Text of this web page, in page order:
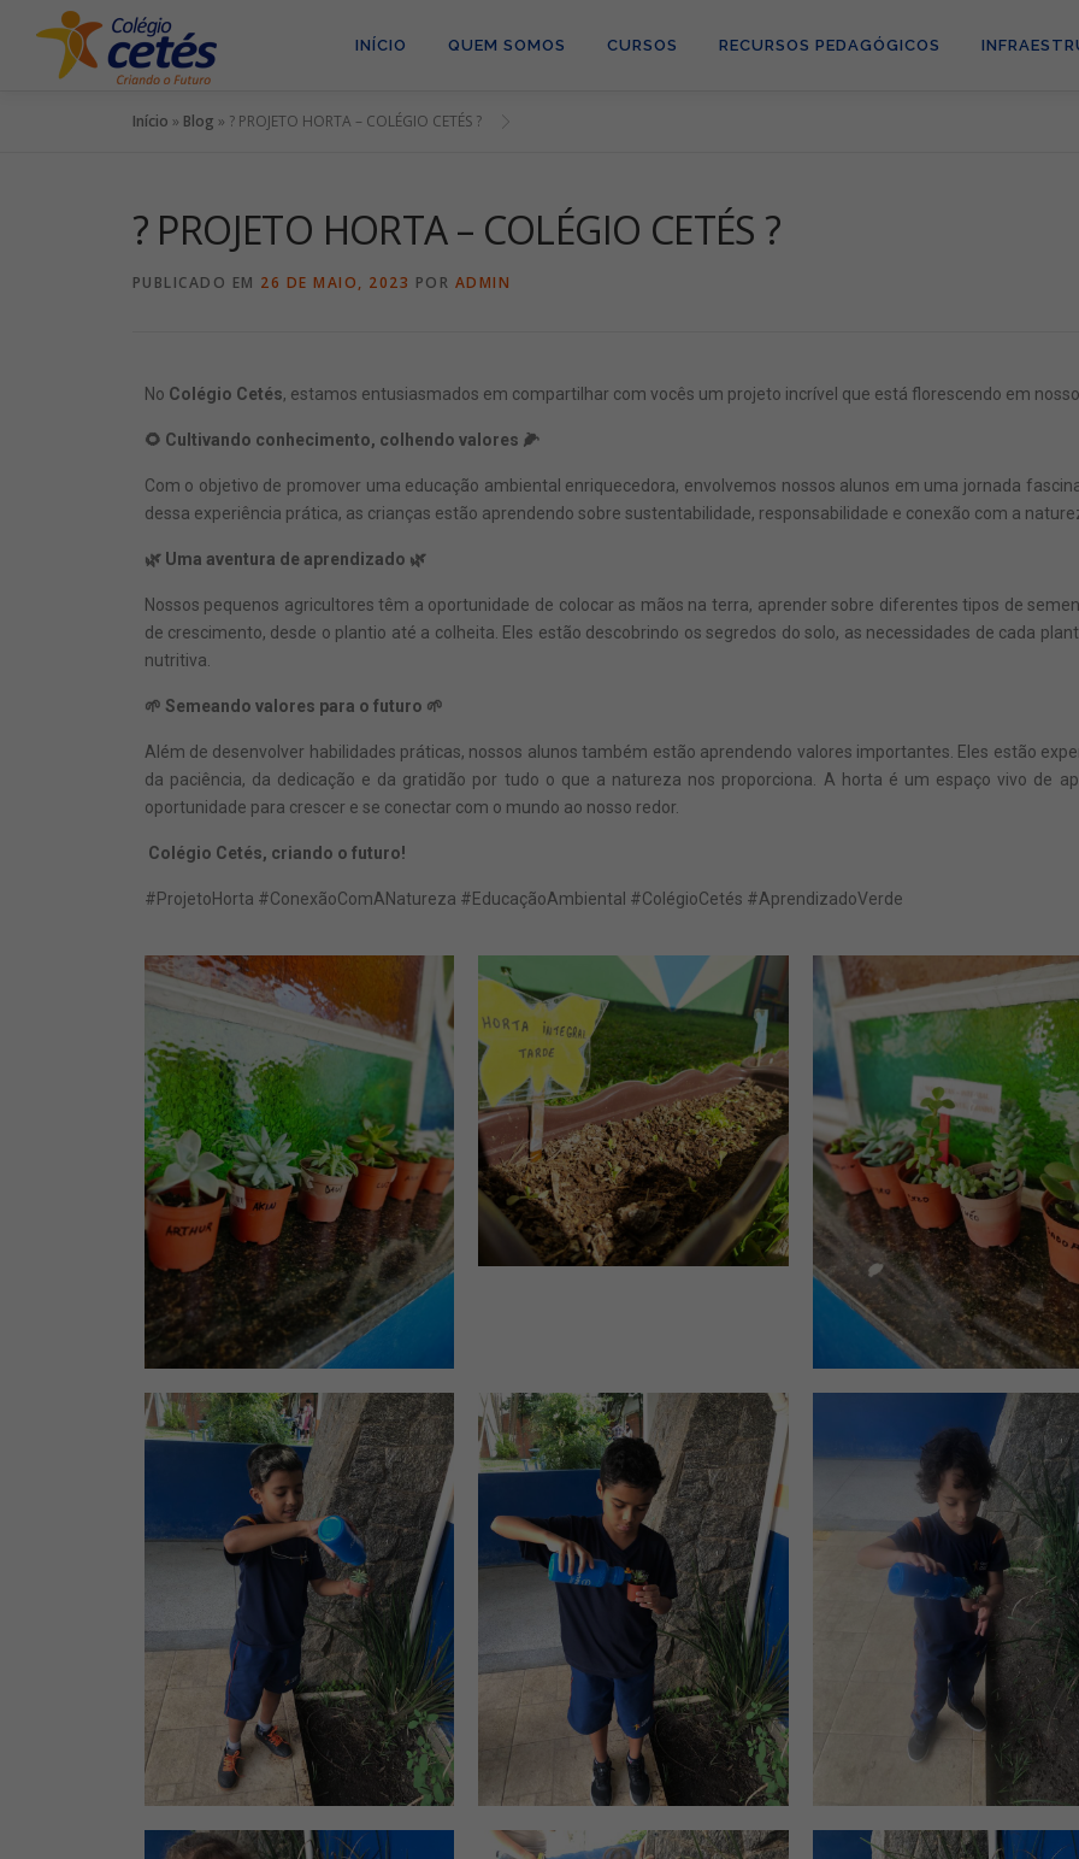
INÍCIO QUEM SOMOS CURSOS RECURSOS PEDAGÓGICOS
Início » Blog » ? PROJETO HORTA – COLÉGIO CETÉS ?
? PROJETO HORTA – COLÉGIO CETÉS ?
PUBLICADO EM 26 DE MAIO, 2023 POR ADMIN
No Colégio Cetés, estamos entusiasmados em compartilhar com vocês um projeto incrível que está florescendo em
🌻 Cultivando conhecimento, colhendo valores 🌽
Com o objetivo de promover uma educação ambiental enriquecedora, envolvemos nossos alunos em uma jornada
dessa experiência prática, as crianças estão aprendendo sobre sustentabilidade, responsabilidade e conexão com a
🌿 Uma aventura de aprendizado 🌿
Nossos pequenos agricultores têm a oportunidade de colocar as mãos na terra, aprender sobre diferentes tipos de
de crescimento, desde o plantio até a colheita. Eles estão descobrindo os segredos do solo, as necessidades de cada
nutritiva.
🌱 Semeando valores para o futuro 🌱
Além de desenvolver habilidades práticas, nossos alunos também estão aprendendo valores importantes. Eles estão
da paciência, da dedicação e da gratidão por tudo o que a natureza nos proporciona. A horta é um espaço vivo de
oportunidade para crescer e se conectar com o mundo ao nosso redor.
Colégio Cetés, criando o futuro!
#ProjetoHorta #ConexãoComANatureza #EducaçãoAmbiental #ColégioCetés #AprendizadoVerde